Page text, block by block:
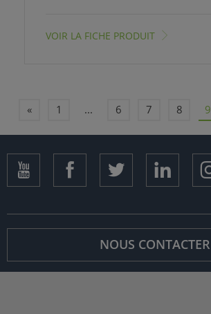
VOIR LA FICHE PRODUIT
« 1 ... 6 7 8 9
NOUS CONTACTER